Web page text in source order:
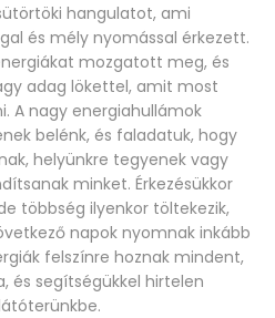
hangulatot, ami
és mély nyomással érkezett.
mozgatott meg, és
adag lökettel, amit most
A nagy energiahullámok
belénk, és faladatuk, hogy
helyünkre tegyenek vagy
minket. Érkezésükkor
többség ilyenkor töltekezik,
napok nyomnak inkább
felszínre hoznak mindent,
és segítségükkel hirtelen